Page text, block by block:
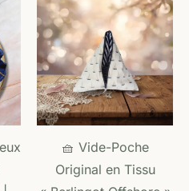
€
produit
a
plusieurs
variations.
Les
peuvent
🧺 Vide-Poche
Original en Tissu